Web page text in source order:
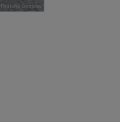
Gossow